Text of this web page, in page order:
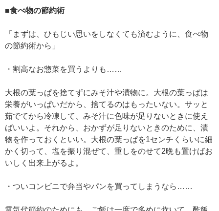
■食べ物の節約術
「まずは、ひもじい思いをしなくても済むように、食べ物
の節約術から」
・割高なお惣菜を買うよりも……
大根の葉っぱを捨てずにみそ汁や漬物に。大根の葉っぱは
栄養がいっぱいだから、捨てるのはもったいない。サッと
茹でてから冷凍して、みそ汁に色味が足りないときに使え
ばいいよ。それから、おかずが足りないときのために、漬
物を作っておくといい。大根の葉っぱを1センチくらいに細
かく切って、塩を振り混ぜて、重しをのせて2晩も置けばお
いしく出来上がるよ。
・ついコンビニで弁当やパンを買ってしまうなら……